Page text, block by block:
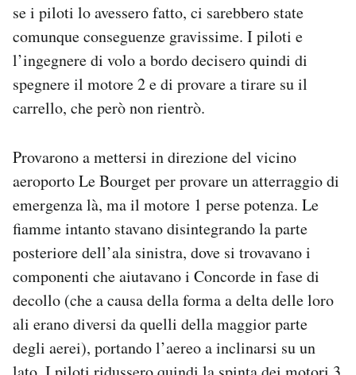
se i piloti lo avessero fatto, ci sarebbero state
comunque conseguenze gravissime. I piloti e
l’ingegnere di volo a bordo decisero quindi di
spegnere il motore 2 e di provare a tirare su il
carrello, che però non rientrò.
Provarono a mettersi in direzione del vicino
aeroporto Le Bourget per provare un atterraggio di
emergenza là, ma il motore 1 perse potenza. Le
fiamme intanto stavano disintegrando la parte
posteriore dell’ala sinistra, dove si trovavano i
componenti che aiutavano i Concorde in fase di
decollo (che a causa della forma a delta delle loro
ali erano diversi da quelli della maggior parte
degli aerei), portando l’aereo a inclinarsi su un